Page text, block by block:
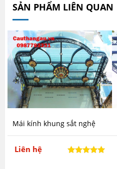
SẢN PHẨM LIÊN QUAN
Mái kính khung sắt nghệ
Liên hệ